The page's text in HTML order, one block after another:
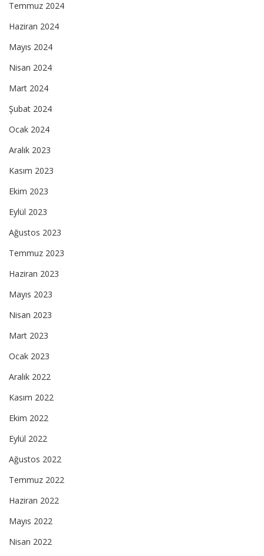
Temmuz 2024
Haziran 2024
Mayıs 2024
Nisan 2024
Mart 2024
Şubat 2024
Ocak 2024
Aralık 2023
Kasım 2023
Ekim 2023
Eylül 2023
Ağustos 2023
Temmuz 2023
Haziran 2023
Mayıs 2023
Nisan 2023
Mart 2023
Ocak 2023
Aralık 2022
Kasım 2022
Ekim 2022
Eylül 2022
Ağustos 2022
Temmuz 2022
Haziran 2022
Mayıs 2022
Nisan 2022